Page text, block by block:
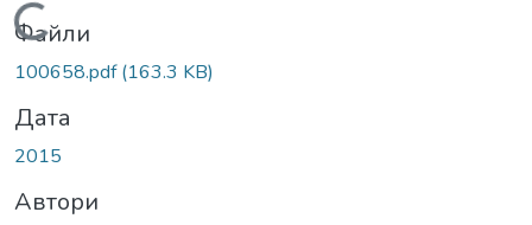
Вантажиться...
Файли
100658.pdf(163.3 KB)
Дата
2015
Автори